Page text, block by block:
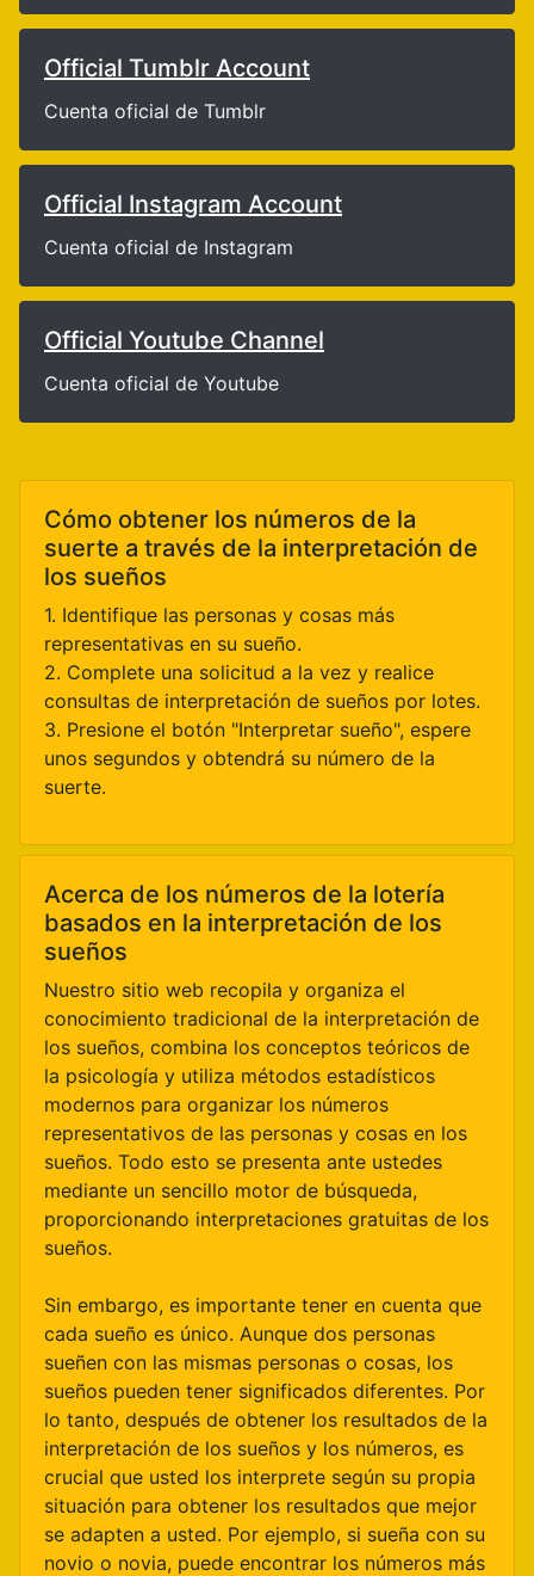
Official Tumblr Account
Cuenta oficial de Tumblr
Official Instagram Account
Cuenta oficial de Instagram
Official Youtube Channel
Cuenta oficial de Youtube
Cómo obtener los números de la
suerte a través de la interpretación de
los sueños
1. Identifique las personas y cosas más
representativas en su sueño.
2. Complete una solicitud a la vez y realice
consultas de interpretación de sueños por lotes.
3. Presione el botón "Interpretar sueño", espere
unos segundos y obtendrá su número de la
suerte.
Acerca de los números de la lotería
basados en la interpretación de los
sueños
Nuestro sitio web recopila y organiza el
conocimiento tradicional de la interpretación de
los sueños, combina los conceptos teóricos de
la psicología y utiliza métodos estadísticos
modernos para organizar los números
representativos de las personas y cosas en los
sueños. Todo esto se presenta ante ustedes
mediante un sencillo motor de búsqueda,
proporcionando interpretaciones gratuitas de los
sueños.
Sin embargo, es importante tener en cuenta que
cada sueño es único. Aunque dos personas
sueñen con las mismas personas o cosas, los
sueños pueden tener significados diferentes. Por
lo tanto, después de obtener los resultados de la
interpretación de los sueños y los números, es
crucial que usted los interprete según su propia
situación para obtener los resultados que mejor
se adapten a usted. Por ejemplo, si sueña con su
novio o novia, puede encontrar los números más